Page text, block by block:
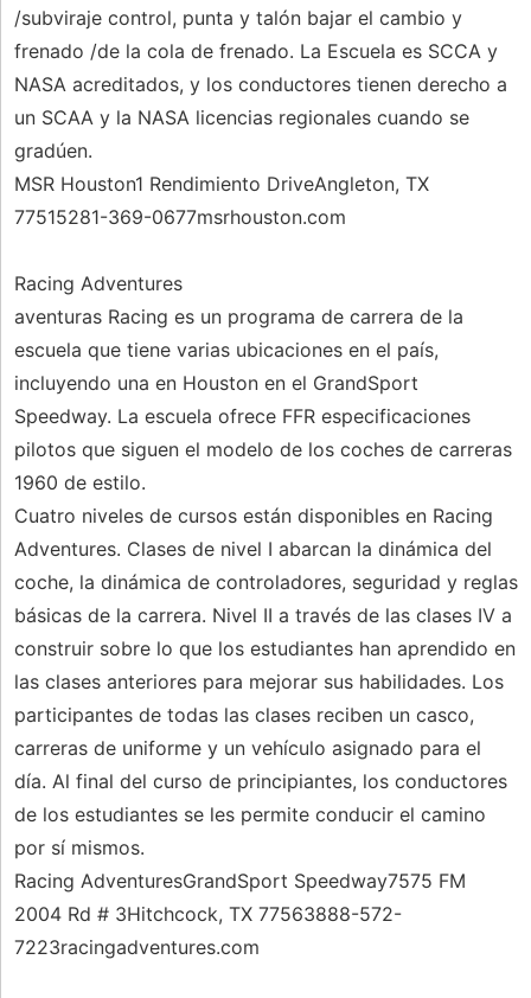
/subviraje control, punta y talón bajar el cambio y
frenado /de la cola de frenado. La Escuela es SCCA y
NASA acreditados, y los conductores tienen derecho a
un SCAA y la NASA licencias regionales cuando se
gradúen.
MSR Houston1 Rendimiento DriveAngleton, TX
77515281-369-0677msrhouston.com
Racing Adventures
aventuras Racing es un programa de carrera de la
escuela que tiene varias ubicaciones en el país,
incluyendo una en Houston en el GrandSport
Speedway. La escuela ofrece FFR especificaciones
pilotos que siguen el modelo de los coches de carreras
1960 de estilo.
Cuatro niveles de cursos están disponibles en Racing
Adventures. Clases de nivel I abarcan la dinámica del
coche, la dinámica de controladores, seguridad y reglas
básicas de la carrera. Nivel II a través de las clases IV a
construir sobre lo que los estudiantes han aprendido en
las clases anteriores para mejorar sus habilidades. Los
participantes de todas las clases reciben un casco,
carreras de uniforme y un vehículo asignado para el
día. Al final del curso de principiantes, los conductores
de los estudiantes se les permite conducir el camino
por sí mismos.
Racing AdventuresGrandSport Speedway7575 FM
2004 Rd # 3Hitchcock, TX 77563888-572-
7223racingadventures.com